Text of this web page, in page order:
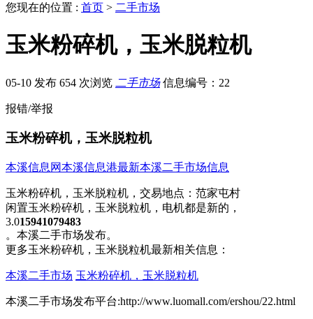
您现在的位置 : 首页 > 二手市场
玉米粉碎机，玉米脱粒机
05-10 发布 654 次浏览 二手市场 信息编号：22
报错/举报
玉米粉碎机，玉米脱粒机
本溪信息网本溪信息港最新本溪二手市场信息
玉米粉碎机，玉米脱粒机， 交易地点： 范家屯村
闲置玉米粉碎机，玉米脱粒机，电机都是新的，
3.0​‌‌15941079483
。本溪二手市场发布。
更多玉米粉碎机，玉米脱粒机最新相关信息：
本溪二手市场 玉米粉碎机，玉米脱粒机
本溪二手市场发布平台:http://www.luomall.com/ershou/22.html